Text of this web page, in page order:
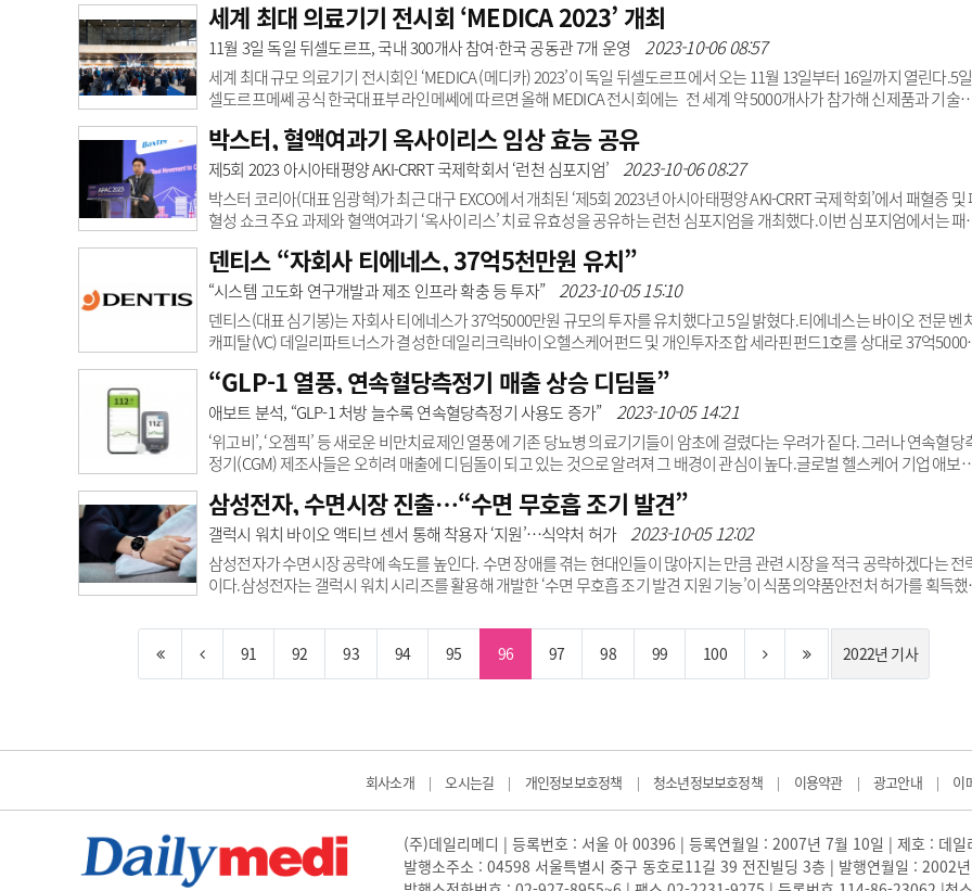
기철 인바디 대표이사를 지목했다.조 회장은 “의료와 헬스케어 IT 분야에 종사하는 기업인으로서 국민 건강을 지키고 마약 경각
심을 널리 알리기 위해 기꺼이 캠페인에 동참하게 됐다”고 말했다.
세계 최대 의료기기 전시회 ‘MEDICA 2023’ 개최
11월 3일 독일 뒤셀도르프, 국내 300개사 참여·한국 공동관 7개 운영 2023-10-06 08:57
세계 최대 규모 의료기기 전시회인 ‘MEDICA (메디카) 2023’이 독일 뒤셀도르프에서 오는 11월 13일부터 16일까지 열린다.5
셀도르프메쎄 공식 한국대표부 라인메쎄에 따르면 올해 MEDICA 전시회에는 전 세계 약 5000개사가 참가해 신제품과 기술
동조합, 한국보건산업진흥원 및 대구테크노파크, 강원테크노파크, 김해의생명산업진흥원, 원주의료기기테크노밸리 등 의료
업 거점 도시가 공동관을 통해 국내 유망 기업의 해외 마케팅을 지원한다.MEDICA는 총 7개 포럼, 3개 컨퍼런스, 2개 스페셜쇼 등
으로 구성됐다. AI,..
박스터, 혈액여과기 옥사이리스 임상 효능 공유
제5회 2023 아시아태평양 AKI-CRRT 국제학회서 ‘런천 심포지엄’ 2023-10-06 08:27
박스터 코리아(대표 임광혁)가 최근 대구 EXCO에서 개최된 ‘제5회 2023년 아시아태평양 AKI-CRRT 국제학회’에서 패혈증 및
혈성 쇼크 주요 과제와 혈액여과기 ‘옥사이리스’ 치료 유효성을 공유하는 런천 심포지엄을 개최했다.이번 심포지엄에서는 패
다.심포지엄은 ‘혈액정화 새로운 진화’를 주제로 진행됐으며 미국 캘리포니아대학교 샌디에이고 의과대학 라빈드라 메타 교수
가 좌장을 맡았다. 또 분당서울대학교병원 호흡기내과 임성윤 교수와 태국 국왕 출라롱콘기념병원 신장내과 나타차이 스리사
교수가 강의를 진행했다.임성윤 교수는 먼저 ‘패혈증 및 패혈성 쇼크 환자 치료에서 임상적..
덴티스 “자회사 티에네스, 37억5천만원 유치”
“시스템 고도화 연구개발과 제조 인프라 확충 등 투자” 2023-10-05 15:10
덴티스(대표 심기봉)는 자회사 티에네스가 37억5000만원 규모의 투자를 유치했다고 5일 밝혔다.티에네스는 바이오 전문 벤
캐피탈(VC) 데일리파트너스가 결성한 데일리크릭바이오헬스케어펀드 및 개인투자조합 세라핀펀드1호를 상대로 37억5000
주주에 올라있다. 신규 발행 주식수는 26만869주와 6만5218주로 증자 후 총 발행 주식은 358만8887주다.티에네스는 이번 증자
대금을 시스템 고도화를 위한 연구개발과 제조 인프라 확충을 위한 시설 투자 등에 사용할 계획이다.세라핀은 2021년 출시 후
년 지속적인 소프트웨어 업데이트 및 플랫폼 서비스 고도화를 통해 국내 시장점유율을 넓혀가..
“GLP-1 열풍, 연속혈당측정기 매출 상승 디딤돌”
애보트 분석, “GLP-1 처방 늘수록 연속혈당측정기 사용도 증가” 2023-10-05 14:21
‘위고비’, ‘오젬픽’ 등 새로운 비만치료제인 열풍에 기존 당뇨병 의료기기들이 암초에 걸렸다는 우려가 짙다. 그러나 연속혈당
정기(CGM) 제조사들은 오히려 매출에 디딤돌이 되고 있는 것으로 알려져 그 배경이 관심이 높다.글로벌 헬스케어 기업 애보트
측정기 ‘프리스타일 리브레’를 더 많이 이용한다”고 최근 발표했다.구체적으로 GLP-1 작용제 처방이 증가할수록 프리스타일 리
브레 사용자 역시 증가하고 있으며, 프리스타일 리브레 사용자 중 GLP-1 작용제 처방 비율이 증가하고 있다.또 GLP-1 작용제 이
용자들은 프리스타일 리브레 사용 일수도 더 많고, 반대로 프리스타일 ..
삼성전자, 수면시장 진출…“수면 무호흡 조기 발견”
갤럭시 워치 바이오 액티브 센서 통해 착용자 ‘지원’…식약처 허가 2023-10-05 12:02
삼성전자가 수면시장 공략에 속도를 높인다. 수면 장애를 겪는 현대인들이 많아지는 만큼 관련 시장을 적극 공략하겠다는 전
이다. 삼성전자는 갤럭시 워치 시리즈를 활용해 개발한 ‘수면 무호흡 조기 발견 지원 기능’이 식품의약품안전처 허가를 획득
라, 더 많은 사람이 관련 증상을 조기에 발견할 수 있을 것으로 기대를 모은다.해당 기능은 갤럭시 워치 ‘바이오 액티브 센서’를 통
해 수면 중 혈중 산소포화도(SpO2)를 측정하고, 측정된 산소포화도 값이 무호흡·저호흡으로 변화되는 패턴을 분석해 수면 중 무
91 92 93 94 95 96 97 98 99 100 2022년 기사
회사소개 | 오시는길 | 개인정보보호정책 | 청소년정보보호정책 | 이용약관 | 광고안내 | 이
(주)데일리메디 | 등록번호 : 서울 아 00396 | 등록연월일 : 2007년 7월 10일 | 제호 : 데
발행소주소 : 04598 서울특별시 중구 동호로11길 39 전진빌딩 3층 | 발행연월일 : 2002